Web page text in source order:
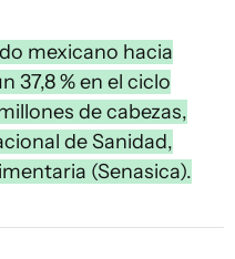
mexicano hacia
37,8 % en el ciclo
de cabezas,
de Sanidad,
(Senasica).